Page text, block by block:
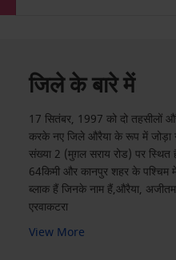
जिले के बारे में
17 सितंबर, 1997 को दो तहसीलों
करके नए जिले औरैया के रूप में जोड़ा
संख्या 2 (मुग़ल सराय रोड) पर स्थित
64किमी और कानपुर शहर के पश्चिम
ब्लाक ‍‍‍हैं जिनके नाम हैं,औरैया,
एरवाकटरा
View More